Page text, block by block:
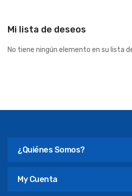
Mi lista de deseos
No tiene ningún elemento en su lista
¿Quiénes Somos?
My Cuenta